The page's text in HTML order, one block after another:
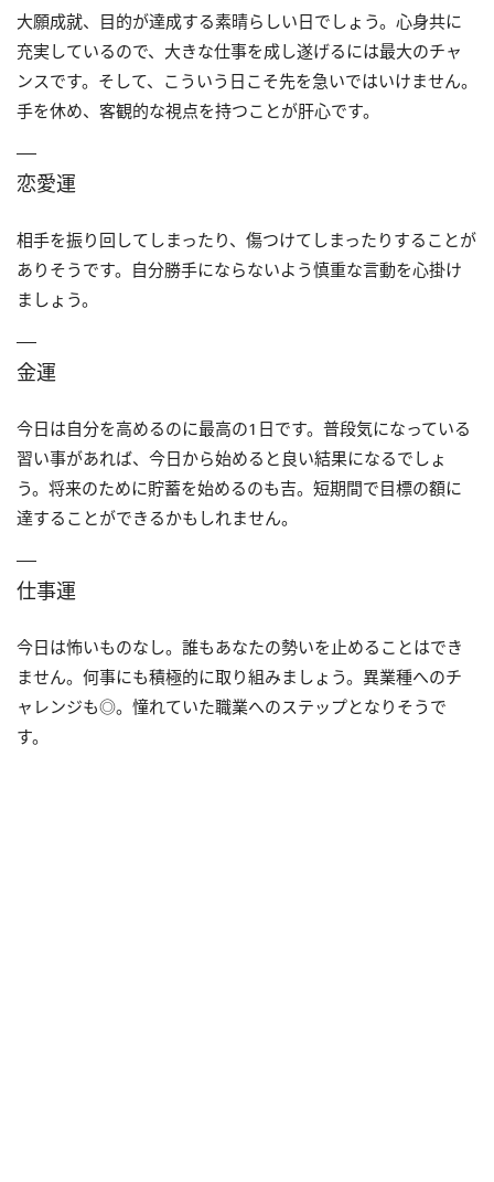
大願成就、目的が達成する素晴らしい日でしょう。心身共に
充実しているので、大きな仕事を成し遂げるには最大のチャ
ンスです。そして、こういう日こそ先を急いではいけません。
手を休め、客観的な視点を持つことが肝心です。
恋愛運
相手を振り回してしまったり、傷つけてしまったりすることが
ありそうです。自分勝手にならないよう慎重な言動を心掛け
ましょう。
金運
今日は自分を高めるのに最高の1日です。普段気になっている
習い事があれば、今日から始めると良い結果になるでしょ
う。将来のために貯蓄を始めるのも吉。短期間で目標の額に
達することができるかもしれません。
仕事運
今日は怖いものなし。誰もあなたの勢いを止めることはでき
ません。何事にも積極的に取り組みましょう。異業種へのチ
ャレンジも◎。憧れていた職業へのステップとなりそうで
す。